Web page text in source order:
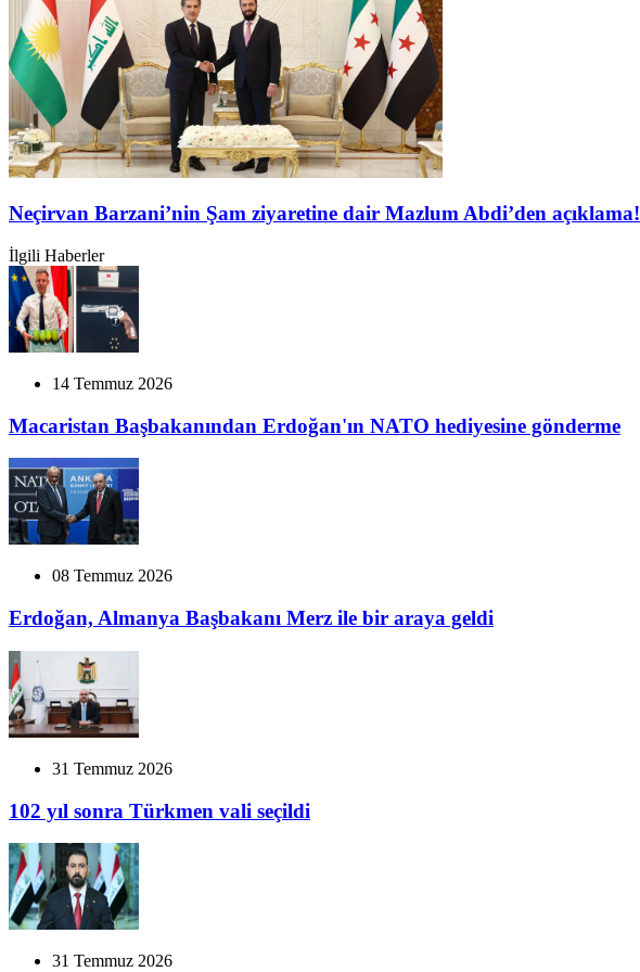
Neçirvan Barzani’nin Şam ziyaretine dair Mazlum Abdi’den açıklama!
İlgili Haberler
14 Temmuz 2026
Macaristan Başbakanından Erdoğan'ın NATO hediyesine gönderme
08 Temmuz 2026
Erdoğan, Almanya Başbakanı Merz ile bir araya geldi
31 Temmuz 2026
102 yıl sonra Türkmen vali seçildi
31 Temmuz 2026